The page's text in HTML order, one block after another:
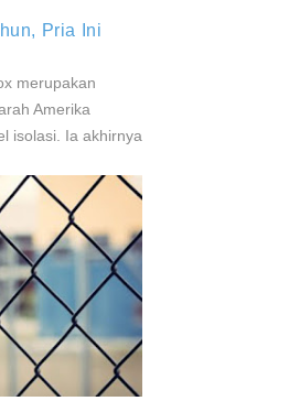
Pria Ini
merupakan
Amerika
isolasi. Ia akhirnya